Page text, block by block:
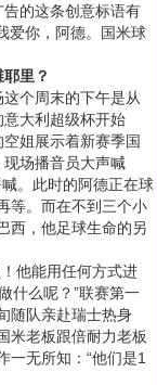
的这条创意标语有
爱你，阿德。国米球
里？
个周末的下午是从
大利超级杯开始
姐展示着新赛季国
场播音员大声喊
。此时的阿德正在球
等。而在不到三个小
西，他足球生命的另
他能用任何方式进
什么呢？”联赛第一
随队亲赴瑞士热身
米老板跟倍耐力老板
一无所知：“他们是1